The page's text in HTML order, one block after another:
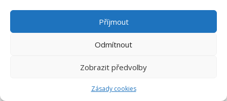
Příjmout
Odmítnout
Zobrazit předvolby
Zásady cookies
IČ: 64827500
© 2026 Eko Bi, s.r.o. |